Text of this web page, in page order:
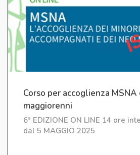
Corso per accoglienza MSNA
maggiorenni
6ª EDIZIONE ON LINE 14 ore
dal 5 MAGGIO 2025